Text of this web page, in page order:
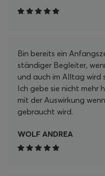
Bin bereits ein
ständiger Begleiter,
und auch im Alltag wird
Ich gebe sie nicht mehr
mit der Auswirkung
gebraucht wird.
WOLF ANDREA